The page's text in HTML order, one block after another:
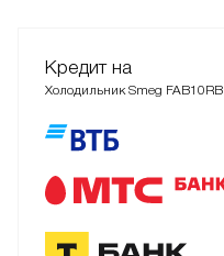
Кредит на
Холодильник Smeg FAB10RB